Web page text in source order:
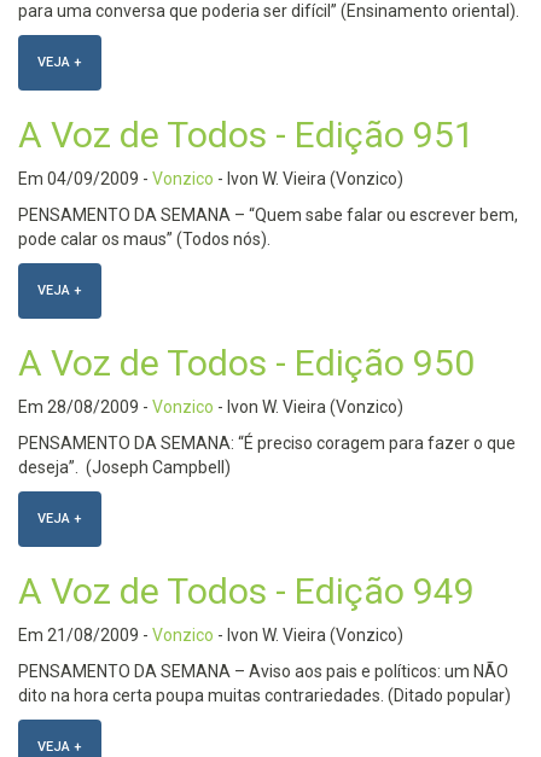
para uma conversa que poderia ser difícil” (Ensinamento oriental).
VEJA +
A Voz de Todos - Edição 951
Em 04/09/2009 - Vonzico - Ivon W. Vieira (Vonzico)
PENSAMENTO DA SEMANA – “Quem sabe falar ou escrever bem,
pode calar os maus” (Todos nós).
VEJA +
A Voz de Todos - Edição 950
Em 28/08/2009 - Vonzico - Ivon W. Vieira (Vonzico)
PENSAMENTO DA SEMANA: “É preciso coragem para fazer o que
deseja”. (Joseph Campbell)
VEJA +
A Voz de Todos - Edição 949
Em 21/08/2009 - Vonzico - Ivon W. Vieira (Vonzico)
PENSAMENTO DA SEMANA – Aviso aos pais e políticos: um NÃO
dito na hora certa poupa muitas contrariedades. (Ditado popular)
VEJA +